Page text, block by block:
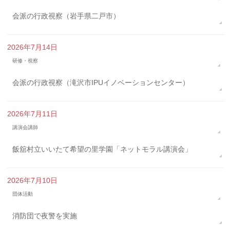
会派の行政視察（岩手県二戸市）
2026年7月14日
研修・視察
会派の行政視察（滝沢市IPUイノベーションセンター）
2026年7月11日
講演会講師
飯舘村立いいたて希望の里学園「ネットモラル講演会」
2026年7月10日
団体活動
消防団で夜警を実施